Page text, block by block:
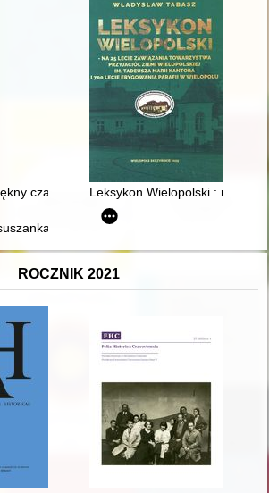
czas... Zespół SzkółLeksykon Wielopolski : na 25
Dobrowolska (1906-1989) : życie i
ROCZNIK 2021